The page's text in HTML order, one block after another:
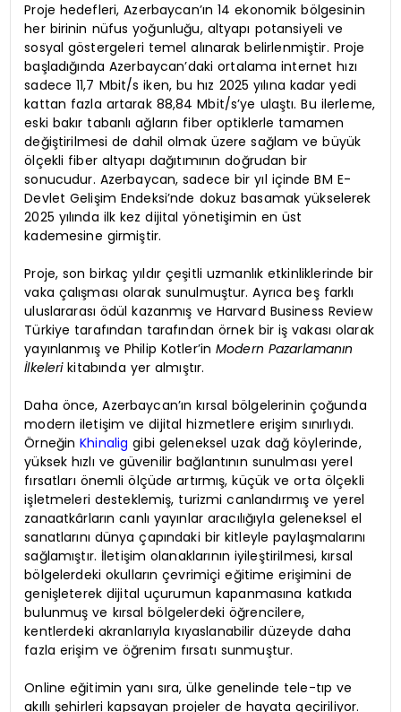
Proje hedefleri, Azerbaycan’ın 14 ekonomik bölgesinin
her birinin nüfus yoğunluğu, altyapı potansiyeli ve
sosyal göstergeleri temel alınarak belirlenmiştir. Proje
başladığında Azerbaycan’daki ortalama internet hızı
sadece 11,7 Mbit/s iken, bu hız 2025 yılına kadar yedi
kattan fazla artarak 88,84 Mbit/s’ye ulaştı. Bu ilerleme,
eski bakır tabanlı ağların fiber optiklerle tamamen
değiştirilmesi de dahil olmak üzere sağlam ve büyük
ölçekli fiber altyapı dağıtımının doğrudan bir
sonucudur. Azerbaycan, sadece bir yıl içinde BM E-
Devlet Gelişim Endeksi’nde dokuz basamak yükselerek
2025 yılında ilk kez dijital yönetişimin en üst
kademesine girmiştir.
Proje, son birkaç yıldır çeşitli uzmanlık etkinliklerinde bir
vaka çalışması olarak sunulmuştur. Ayrıca beş farklı
uluslararası ödül kazanmış ve Harvard Business Review
Türkiye tarafından tarafından örnek bir iş vakası olarak
yayınlanmış ve Philip Kotler’inModern Pazarlamanın
İlkelerikitabında yer almıştır.
Daha önce, Azerbaycan’ın kırsal bölgelerinin çoğunda
modern iletişim ve dijital hizmetlere erişim sınırlıydı.
ÖrneğinKhinalig gibi geleneksel uzak dağ köylerinde,
yüksek hızlı ve güvenilir bağlantının sunulması yerel
fırsatları önemli ölçüde artırmış, küçük ve orta ölçekli
işletmeleri desteklemiş, turizmi canlandırmış ve yerel
zanaatkârların canlı yayınlar aracılığıyla geleneksel el
sanatlarını dünya çapındaki bir kitleyle paylaşmalarını
sağlamıştır. İletişim olanaklarının iyileştirilmesi, kırsal
bölgelerdeki okulların çevrimiçi eğitime erişimini de
genişleterek dijital uçurumun kapanmasına katkıda
bulunmuş ve kırsal bölgelerdeki öğrencilere,
kentlerdeki akranlarıyla kıyaslanabilir düzeyde daha
fazla erişim ve öğrenim fırsatı sunmuştur.
Online eğitimin yanı sıra, ülke genelinde tele-tıp ve
akıllı şehirleri kapsayan projeler de hayata geçiriliyor.